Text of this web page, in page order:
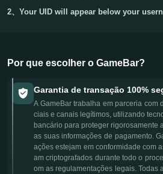
2、Your UID will appear below your
Por que escolher o GameBar?
Garantia de transação 100%
A GameBar trabalha em parceria com
ciais e canais legítimos, utilizando
bancário para proteger rigorosamente
as suas informações de pagamento.
ações estejam em conformidade com
am criptografados durante todo o
om as regulamentações legais. Todas